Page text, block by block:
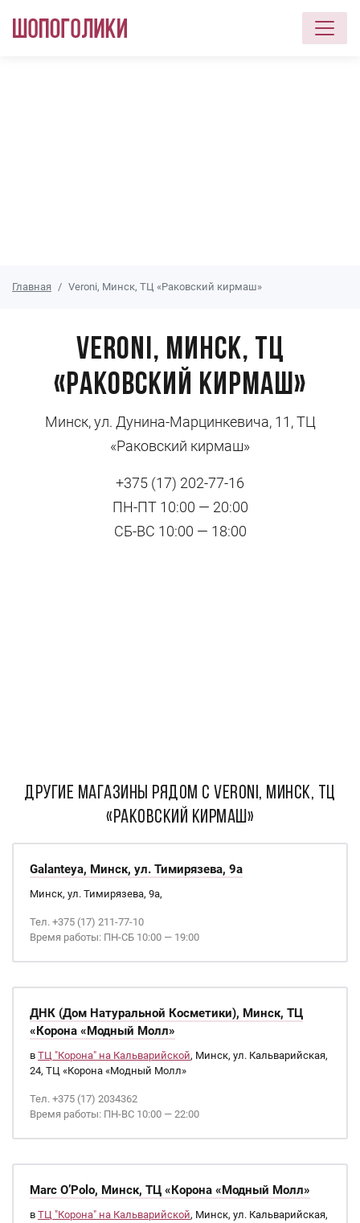
Главная Veroni, Минск, ТЦ «Раковский кирмаш»
Veroni, Минск, ТЦ
«Раковский кирмаш»
Минск, ул. Дунина-Марцинкевича, 11, ТЦ
«Раковский кирмаш»
+375 (17) 202-77-16
ПН-ПТ 10:00 — 20:00
СБ-ВС 10:00 — 18:00
ДРУГИЕ МАГАЗИНЫ РЯДОМ С Veroni, Минск, ТЦ
«Раковский кирмаш»
Galanteya, Минск, ул. Тимирязева, 9а
Минск, ул. Тимирязева, 9а,
Тел. +375 (17) 211-77-10
Время работы: ПН-СБ 10:00 — 19:00
ДНК (Дом Натуральной Косметики), Минск, ТЦ
«Корона «Модный Молл»
в ТЦ "Корона" на Кальварийской, Минск, ул. Кальварийская,
24, ТЦ «Корона «Модный Молл»
Тел. +375 (17) 2034362
Время работы: ПН-ВС 10:00 — 22:00
Marc O’Polo, Минск, ТЦ «Корона «Модный Молл»
в ТЦ "Корона" на Кальварийской, Минск, ул. Кальварийская,